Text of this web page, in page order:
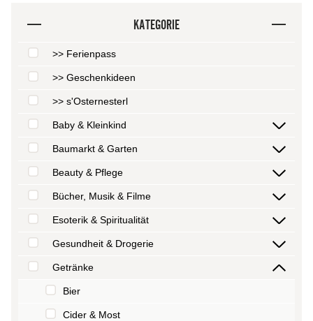
KATEGORIE
>> Ferienpass
>> Geschenkideen
>> s'Osternesterl
Baby & Kleinkind
Baumarkt & Garten
Beauty & Pflege
Bücher, Musik & Filme
Esoterik & Spiritualität
Gesundheit & Drogerie
Getränke
Bier
Cider & Most